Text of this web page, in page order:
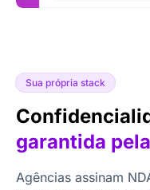
Sua própria stack
garantida
Agências assinam